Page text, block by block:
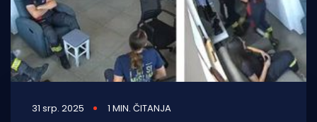
31 srp. 2025 1 MIN. ČITANJA